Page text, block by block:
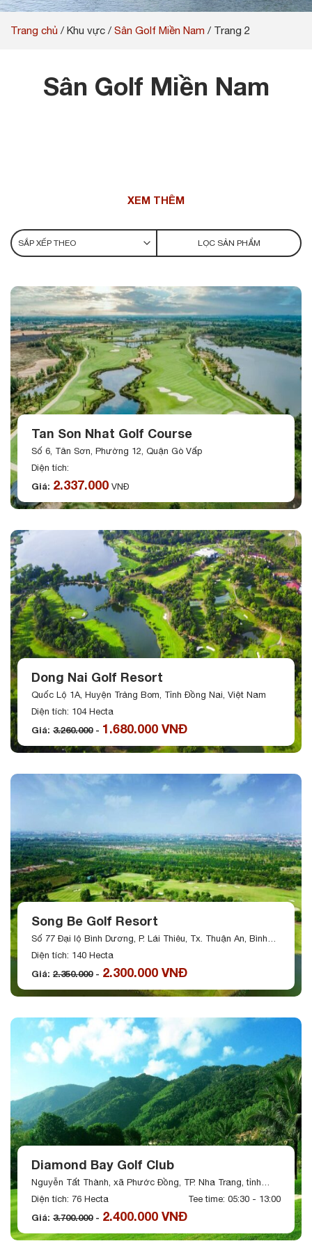
Trang chủ / Khu vực / Sân Golf Miền Nam / Trang 2
Sân Golf Miền Nam
XEM THÊM
LỌC SẢN PHẨM
Tan Son Nhat Golf Course
Số 6, Tân Sơn, Phường 12, Quận Gò Vấp
Diện tích:
Giá: 2.337.000 VNĐ
Dong Nai Golf Resort
Quốc Lộ 1A, Huyện Trảng Bom, Tỉnh Đồng Nai, Việt Nam
Diện tích: 104 Hecta
Giá: 3.260.000- 1.680.000 VNĐ
Song Be Golf Resort
Số 77 Đại lộ Bình Dương, P. Lái Thiêu, Tx. Thuận An, Bình
Dương
Diện tích: 140 Hecta
Giá: 2.350.000- 2.300.000 VNĐ
Diamond Bay Golf Club
Nguyễn Tất Thành, xã Phước Đồng, TP. Nha Trang, tỉnh
Khánh Hòa
Diện tích: 76 Hecta Tee time: 05:30 - 13:00
Giá: 3.700.000- 2.400.000 VNĐ